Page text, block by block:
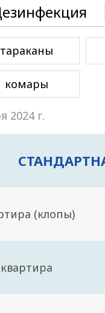
тараканы
комары
2024 г.
(клопы)